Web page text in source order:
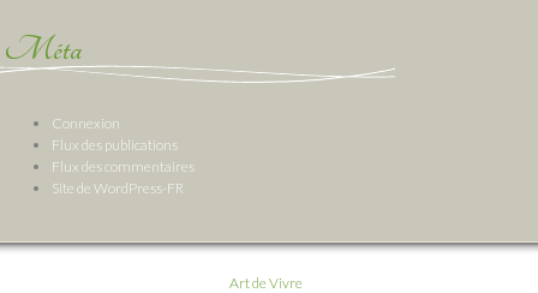
Méta
Connexion
Flux des publications
Flux des commentaires
Site de WordPress-FR
Art de Vivre